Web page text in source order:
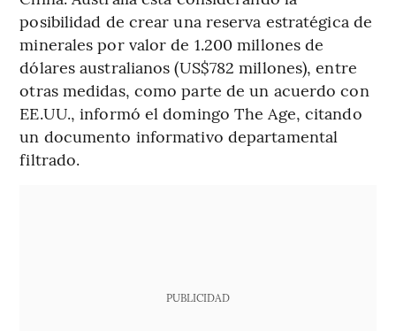
posibilidad de crear una reserva estratégica de
minerales por valor de 1.200 millones de
dólares australianos (US$782 millones), entre
otras medidas, como parte de un acuerdo con
EE.UU., informó el domingo The Age, citando
un documento informativo departamental
filtrado.
PUBLICIDAD